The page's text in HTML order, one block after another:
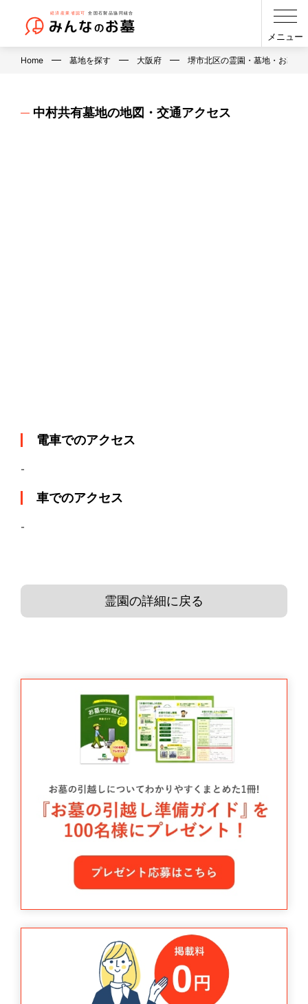
メニュー
Home 墓地を探す 大阪府 堺市北区の霊園・墓地・お墓
中村共有墓地の地図・交通アクセス
電車でのアクセス
-
車でのアクセス
-
霊園の詳細に戻る